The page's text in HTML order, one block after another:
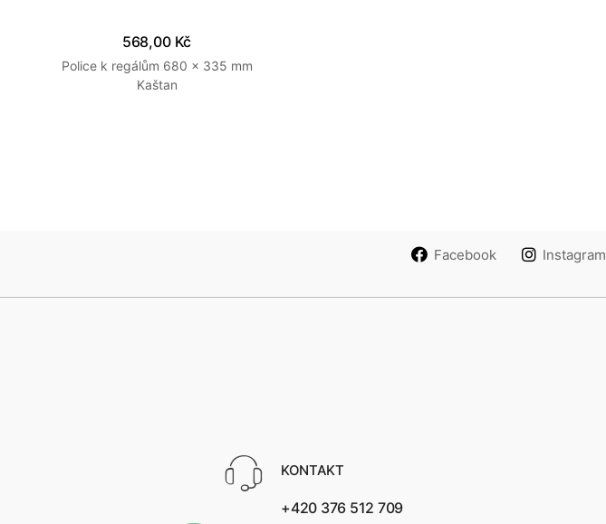
568,00 Kč
Police k regálům 680 x 335 mm
Kaštan
Facebook Instagram
KONTAKT
+420 376 512 709